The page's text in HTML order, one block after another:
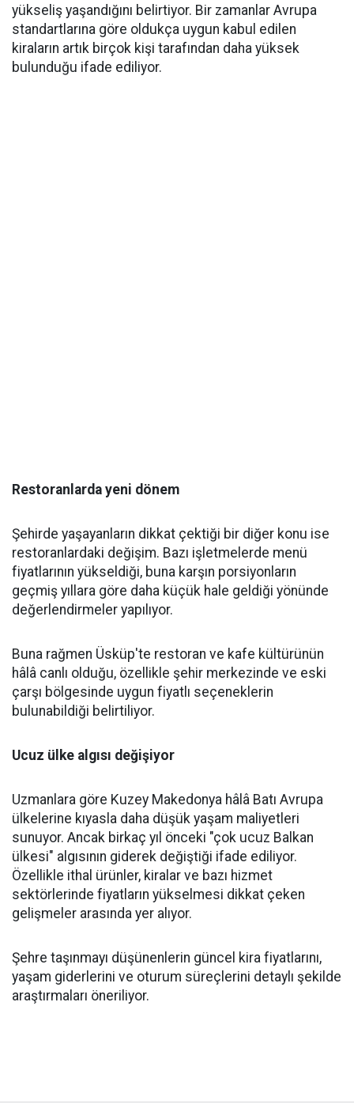
yükseliş yaşandığını belirtiyor. Bir zamanlar Avrupa
standartlarına göre oldukça uygun kabul edilen
kiraların artık birçok kişi tarafından daha yüksek
bulunduğu ifade ediliyor.
Restoranlarda yeni dönem
Şehirde yaşayanların dikkat çektiği bir diğer konu ise
restoranlardaki değişim. Bazı işletmelerde menü
fiyatlarının yükseldiği, buna karşın porsiyonların
geçmiş yıllara göre daha küçük hale geldiği yönünde
değerlendirmeler yapılıyor.
Buna rağmen Üsküp'te restoran ve kafe kültürünün
hâlâ canlı olduğu, özellikle şehir merkezinde ve eski
çarşı bölgesinde uygun fiyatlı seçeneklerin
bulunabildiği belirtiliyor.
Ucuz ülke algısı değişiyor
Uzmanlara göre Kuzey Makedonya hâlâ Batı Avrupa
ülkelerine kıyasla daha düşük yaşam maliyetleri
sunuyor. Ancak birkaç yıl önceki "çok ucuz Balkan
ülkesi" algısının giderek değiştiği ifade ediliyor.
Özellikle ithal ürünler, kiralar ve bazı hizmet
sektörlerinde fiyatların yükselmesi dikkat çeken
gelişmeler arasında yer alıyor.
Şehre taşınmayı düşünenlerin güncel kira fiyatlarını,
yaşam giderlerini ve oturum süreçlerini detaylı şekilde
araştırmaları öneriliyor.